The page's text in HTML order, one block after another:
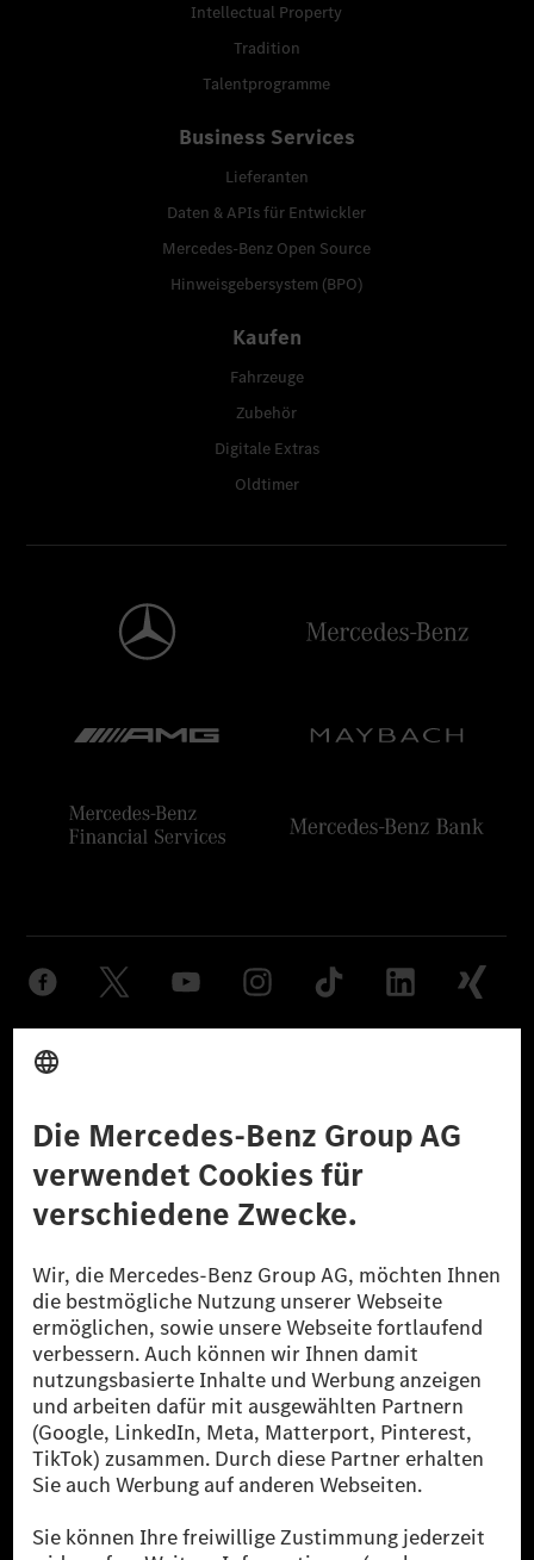
Intellectual Property
Tradition
Talentprogramme
Business Services
Lieferanten
Daten & APIs für Entwickler
Mercedes-Benz Open Source
Hinweisgebersystem (BPO)
Kaufen
Fahrzeuge
Zubehör
Digitale Extras
Oldtimer
© 2026 Mercedes-Benz Group AG. Alle Rechte vorbehalten.
reduzierte CO₂-Emissionen bei der Mercedes-Benz Group durch
zertifizierte Ausgleichsprojekte kompensiert werden.
[2] Renewable Charging ist ein integraler Bestandteil von MB.CHARGE
Public in Europa, den USA, Kanada und China. Sofern an der jeweiligen
Ladestation noch kein Strom aus erneuerbaren Energien vorliegt,
verwendet Renewable Charging Grünstromzertifikate*. Diese stellen
sicher, dass für Ladevorgänge über MB.CHARGE Public eine äquivalente
Strommenge aus erneuerbaren Energien ins Stromnetz eingespeist wird.
Sie stammen ausschließlich aus Wind- und Solarkraftanlagen, die jünger
als sechs Jahre sind.
* Inkl. EKOenergy Ökolabel
* Die angegebenen Werte wurden nach dem vorgeschriebenen
Messverfahren WLTP (Worldwide harmonised Light vehicles Test